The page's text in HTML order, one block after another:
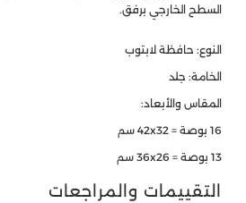
السطح الخارجي برفق.
النوع: حافظة لابتوب
الخامة: جلد
المقاس والأبعاد:
16 بوصة = 42x32 سم
13 بوصة = 36x26 سم
التقييمات والمراجعات